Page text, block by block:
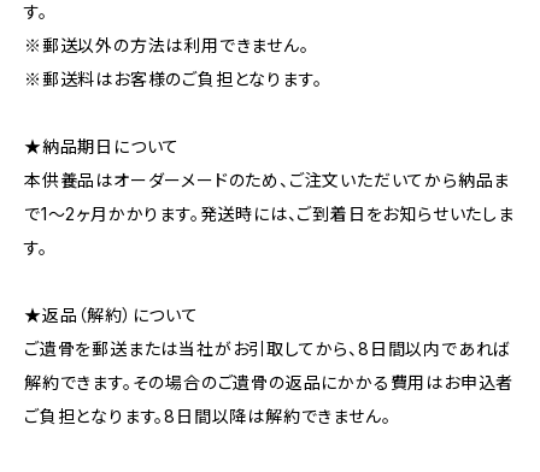
す。
※郵送以外の方法は利用できません。
※郵送料はお客様のご負担となります。
★納品期日について
本供養品はオーダーメードのため、ご注文いただいてから納品ま
で1～2ヶ月かかります。発送時には、ご到着日をお知らせいたしま
す。
★返品（解約）について
ご遺骨を郵送または当社がお引取してから、8日間以内であれば
解約できます。その場合のご遺骨の返品にかかる費用はお申込者
ご負担となります。8日間以降は解約できません。